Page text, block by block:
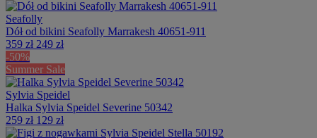
Seafolly
Dół od bikini Seafolly Marrakesh 40651-911
359 zł 249 zł
-50%
Summer Sale
Sylvia Speidel
Halka Sylvia Speidel Severine 50342
259 zł 129 zł